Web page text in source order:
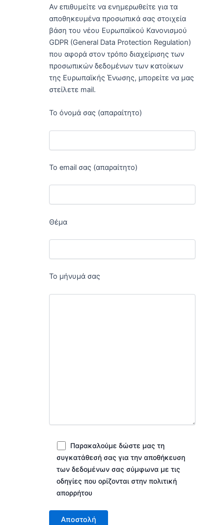
Αν επιθυμείτε να ενημερωθείτε για τα
αποθηκευμένα προσωπικά σας στοιχεία
βάση του νέου Ευρωπαϊκού Κανονισμού
GDPR (General Data Protection Regulation)
που αφορά στον τρόπο διαχείρισης των
προσωπικών δεδομένων των κατοίκων
της Ευρωπαϊκής Ένωσης, μπορείτε να μας
στείλετε mail.
Το όνομά σας (απαραίτητο)
Το email σας (απαραίτητο)
Θέμα
Το μήνυμά σας
Παρακαλούμε δώστε μας τη
συγκατάθεσή σας για την αποθήκευση
των δεδομένων σας σύμφωνα με τις
οδηγίες που ορίζονται στην πολιτική
απορρήτου